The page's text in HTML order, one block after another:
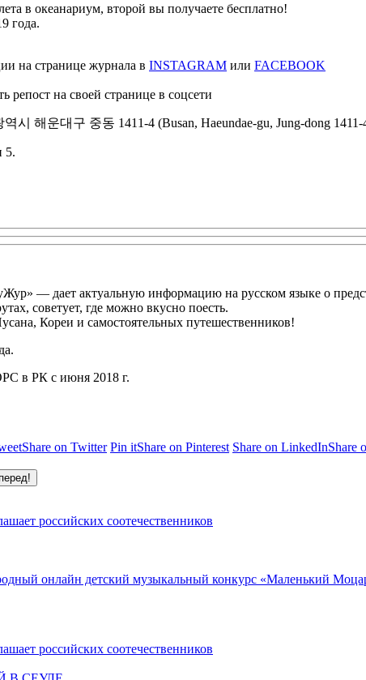
в океанариум, второй вы получаете бесплатно!
года.
на странице журнала в INSTAGRAM или FACEBOOK
репост на своей странице в соцсети
시 해운대구 중동 1411-4 (Busan, Haeundae-gu, Jung-dong 1411-
5.
— дает актуальную информацию на русском языке о
советует, где можно вкусно поесть.
Кореи и самостоятельных путешественников!
в РК с июня 2018 г.
Share on Twitter Pin itShare on Pinterest Share on LinkedInShare
российских соотечественников
онлайн детский музыкальный конкурс «Маленький
российских соотечественников